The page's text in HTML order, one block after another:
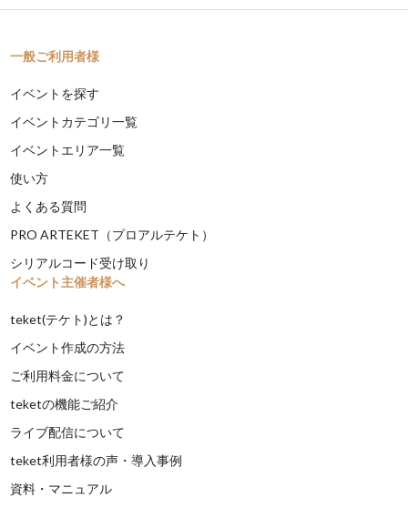
一般ご利用者様
イベントを探す
イベントカテゴリ一覧
イベントエリア一覧
使い方
よくある質問
PRO ARTEKET（プロアルテケト）
シリアルコード受け取り
イベント主催者様へ
teket(テケト)とは？
イベント作成の方法
ご利用料金について
teketの機能ご紹介
ライブ配信について
teket利用者様の声・導入事例
資料・マニュアル